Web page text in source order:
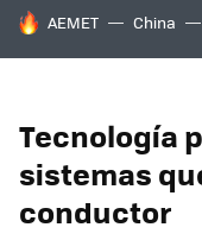
HOY SE HABLA DE
AEMET China
Tecnología
sistemas
conductor